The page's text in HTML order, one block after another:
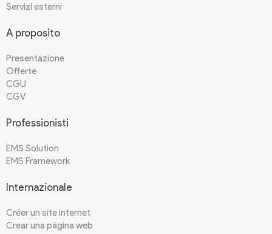
Servizi esterni
A proposito
Presentazione
Offerte
CGU
CGV
Professionisti
EMS Solution
EMS Framework
Internazionale
Créer un site internet
Crear una página web